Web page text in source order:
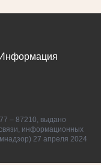
Информация
– 87210, выдано
информационных
27 апреля 2024